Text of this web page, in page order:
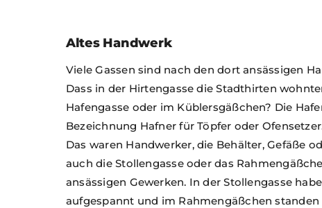
Altes Handwerk
Viele Gassen sind nach den dort ansässigen
Dass in der Hirtengasse die Stadthirten
Hafengasse oder im Küblersgäßchen? Die
Bezeichnung Hafner für Töpfer oder
Das waren Handwerker, die Behälter, Gefäße
auch die Stollengasse oder das
ansässigen Gewerken. In der Stollengasse
aufgespannt und im Rahmengäßchen